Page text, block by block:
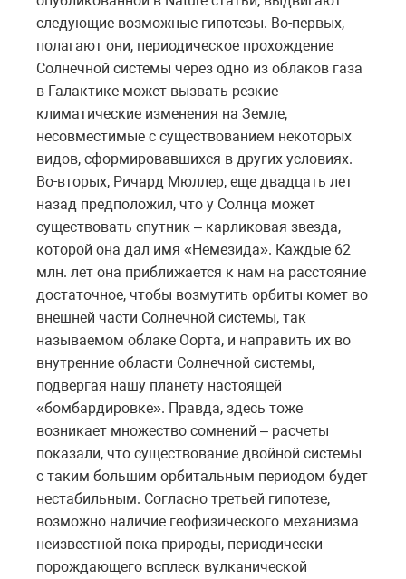
следующие возможные гипотезы. Во-первых,
полагают они, периодическое прохождение
Солнечной системы через одно из облаков газа
в Галактике может вызвать резкие
климатические изменения на Земле,
несовместимые с существованием некоторых
видов, сформировавшихся в других условиях.
Во-вторых, Ричард Мюллер, еще двадцать лет
назад предположил, что у Солнца может
существовать спутник – карликовая звезда,
которой она дал имя «Немезида». Каждые 62
млн. лет она приближается к нам на расстояние
достаточное, чтобы возмутить орбиты комет во
внешней части Солнечной системы, так
называемом облаке Оорта, и направить их во
внутренние области Солнечной системы,
подвергая нашу планету настоящей
«бомбардировке». Правда, здесь тоже
возникает множество сомнений – расчеты
показали, что существование двойной системы
с таким большим орбитальным периодом будет
нестабильным. Согласно третьей гипотезе,
возможно наличие геофизического механизма
неизвестной пока природы, периодически
порождающего всплеск вулканической